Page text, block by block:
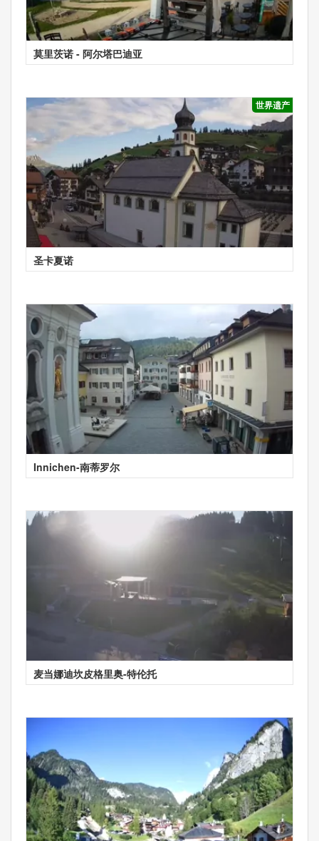
莫里茨诺 - 阿尔塔巴迪亚
世界遗产
圣卡夏诺
Innichen-南蒂罗尔
麦当娜迪坎皮格里奥-特伦托